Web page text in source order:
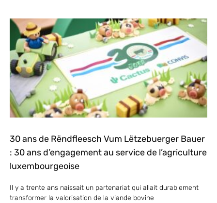
30 ans de Rëndfleesch Vum Lëtzebuerger Bauer
: 30 ans d’engagement au service de l’agriculture
luxembourgeoise
Il y a trente ans naissait un partenariat qui allait durablement
transformer la valorisation de la viande bovine